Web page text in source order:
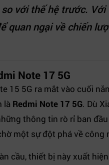
với thế hệ trước.
quan ngại về chiến
Note 17 5G
15 5G ra mắt vào cuối
là Redmi Note 17 5G. Dù
thông tin rò rỉ ban
một sự đột phá về công
cầu, thiết bị này xuất